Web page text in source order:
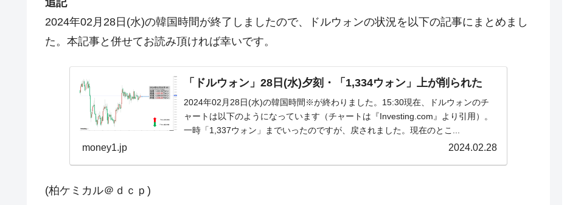
Fact1
2024年02月28日(水)の韓国時間が終了しましたので、ドルウォンの状況を以下の記事にまとめまし
た。本記事と併せてお読み頂ければ幸いです。
「ドルウォン」28日(水)夕刻・「1,334ウォン」上が削られた
2024年02月28日(水)の韓国時間※が終わりました。15:30現在、ドルウォンのチ
ャートは以下のようになっています（チャートは『Investing.com』より引用）。
一時「1,337ウォン」までいったのですが、戻されました。現在のとこ...
money1.jp 2024.02.28
(柏ケミカル＠ｄｃｐ)